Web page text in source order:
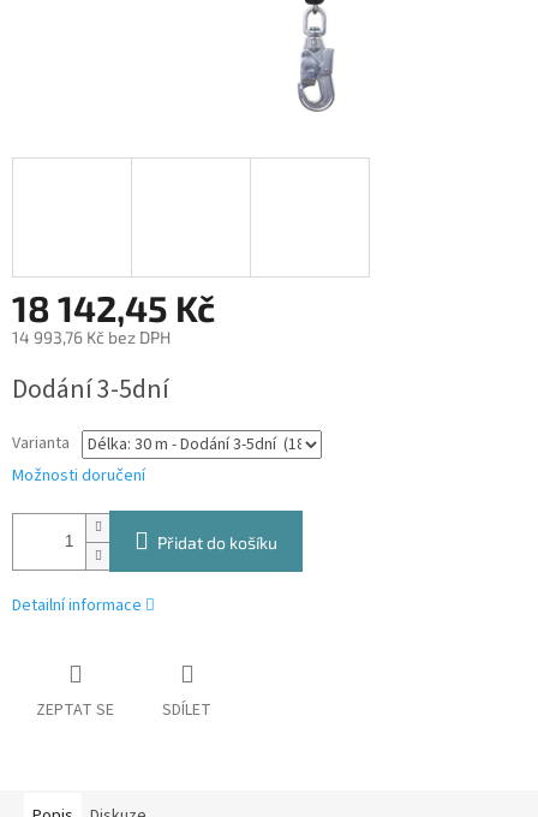
18 142,45 Kč
14 993,76 Kč bez DPH
cena:
Dodání 3-5dní
Varianta
Možnosti doručení
Přidat do košíku
Detailní informace
ZEPTAT SE SDÍLET